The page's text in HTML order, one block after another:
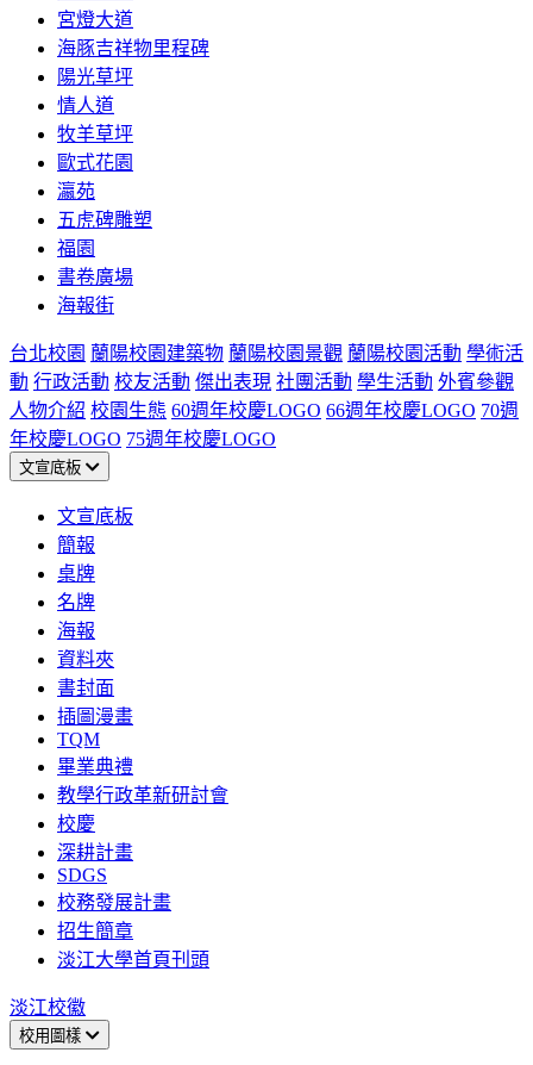
宮燈大道
海豚吉祥物里程碑
陽光草坪
情人道
牧羊草坪
歐式花園
瀛苑
五虎碑雕塑
福園
書卷廣場
海報街
台北校園 蘭陽校園建築物 蘭陽校園景觀 蘭陽校園活動 學術活
動 行政活動 校友活動 傑出表現 社團活動 學生活動 外賓參觀
人物介紹 校園生態 60週年校慶LOGO 66週年校慶LOGO 70週
年校慶LOGO 75週年校慶LOGO
文宣底板
文宣底板
簡報
桌牌
名牌
海報
資料夾
書封面
插圖漫畫
TQM
畢業典禮
教學行政革新研討會
校慶
深耕計畫
SDGS
校務發展計畫
招生簡章
淡江大學首頁刊頭
淡江校徽
校用圖樣